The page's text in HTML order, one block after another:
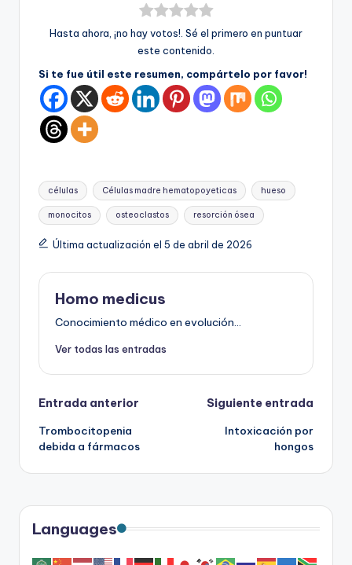
Hasta ahora, ¡no hay votos!. Sé el primero en puntuar
este contenido.
Si te fue útil este resumen, compártelo por favor!
Etiquetas:
células Células madre hematopoyeticas hueso
monocitos osteoclastos resorción ósea
Última actualización el 5 de abril de 2026
Homo medicus
Conocimiento médico en evolución...
Ver todas las entradas
Navegación
de
entradas
Entrada anterior
Trombocitopenia
debida a fármacos
Siguiente entrada
Intoxicación por
hongos
Languages